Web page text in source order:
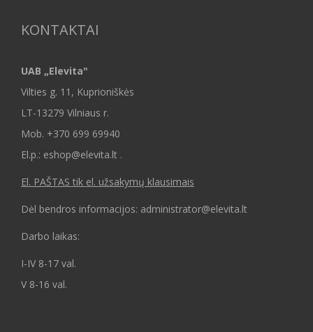
KONTAKTAI
UAB „Elevita"
Vilties g. 11, Kuprioniškės
LT-13279 Vilniaus r.
Mob. +370 699 69940
El.p.: eshop@elevita.lt .
El. PAŠTAS tik el. užsakymų klausimais
Dėl bendros informacijos: administrator@elevita.lt
Darbo laikas:
I-IV 8-17 val.
V 8-16 val.